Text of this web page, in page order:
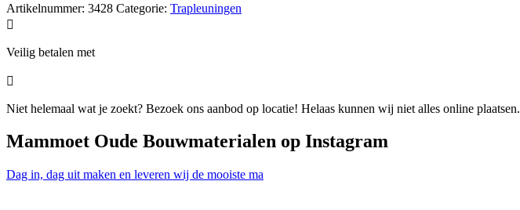
Artikelnummer: 3428 Categorie: Trapleuningen

Veilig betalen met

Niet helemaal wat je zoekt? Bezoek ons aanbod op locatie! Helaas kunnen wij niet alles online plaatsen.
Mammoet Oude Bouwmaterialen op Instagram
Dag in, dag uit maken en leveren wij de mooiste ma